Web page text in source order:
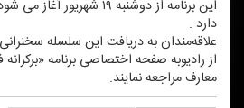
دارد .
علاقه‌مندان به دریافت این سلسله
از رادیوبه صفحه اختصاصی برنامه
معارف مراجعه نمایند.